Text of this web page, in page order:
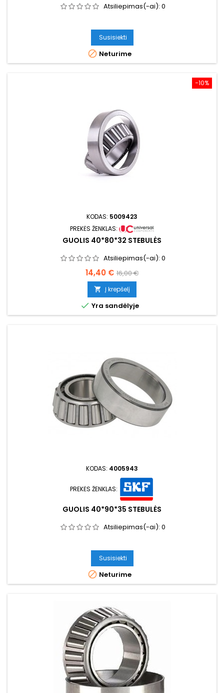
Atsiliepimas(-ai): 0
Susisiekti
 Neturime
−10%
KODAS: 5009423
PREKĖS ŽENKLAS:
GUOLIS 40*80*32 STEBULĖS
Atsiliepimas(-ai): 0
Kaina
14,40 € Bazinė
kaina
16,00 €
 Į krepšelį
 Yra sandėlyje
KODAS: 4005943
PREKĖS ŽENKLAS:
GUOLIS 40*90*35 STEBULĖS
Atsiliepimas(-ai): 0
Susisiekti
 Neturime